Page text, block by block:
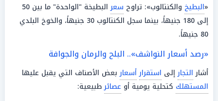
«البطيخ والكنتالوب»: تراوح سعر
البطيخة "الواحدة" ما بين 50
إلى 180 جنيهاً، بينما سجل الكنتالوب 30 جنيهاً، والخوخ البلدي
80 جنيهاً.
«رصد أسعار النواشف».. البلح والرمان والجوافة
أشارالتجارإلى استقرارأسعاربعض الأصناف التي يقبل عليها
المستهلك كتحلية يومية أو عصائرطبيعية: